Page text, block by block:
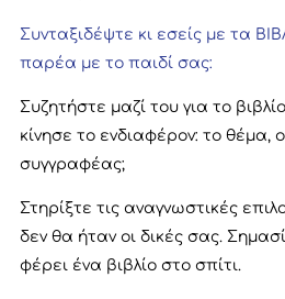
Συνταξιδέψτε κι εσείς με τα
παρέα με το παιδί σας:
Συζητήστε μαζί του για το
κίνησε το ενδιαφέρον: το θέμα, ο
συγγραφέας;
Στηρίξτε τις αναγνωστικές
δεν θα ήταν οι δικές σας.
φέρει ένα βιβλίο στο σπίτι.